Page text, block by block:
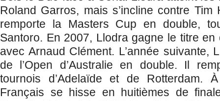
Roland Garros, mais s’incline contre Tim
remporte la Masters Cup en double,
Santoro. En 2007, Llodra gagne le titre
avec Arnaud Clément. L’année suivante,
de l’Open d’Australie en double. Il
tournois d’Adelaïde et de Rotterdam.
Français se hisse en huitièmes de